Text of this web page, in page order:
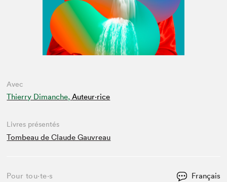
Avec
Thierry Dimanche, Auteur·rice
Livres présentés
Tombeau de Claude Gauvreau
Pour tou⋅te⋅s Français